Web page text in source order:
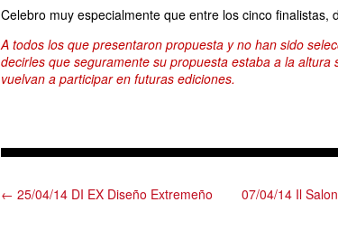
Celebro muy especialmente que entre los cinco finalistas,
A todos los que presentaron propuesta y no han sido
decirles que seguramente su propuesta estaba a la altura
vuelvan a participar en futuras ediciones.
← 25/04/14 DI EX Diseño Extremeño 07/04/14 Il